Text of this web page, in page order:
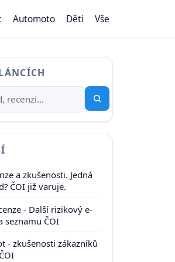
Automoto Děti Vše
a zkušenosti. Jedná
ČOI již varuje.
- Další rizikový e-
seznamu ČOI
- zkušenosti zákazníků